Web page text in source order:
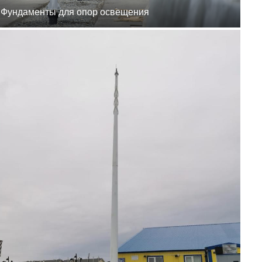
Фундаменты для опор освещения